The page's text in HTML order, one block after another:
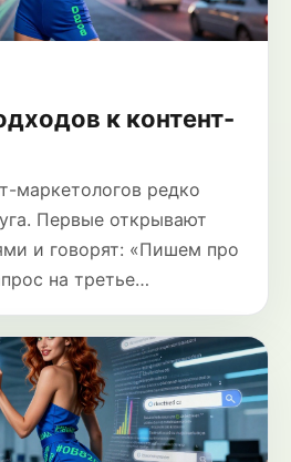
к контент-
маркетологов редко
Первые открывают
и говорят: «Пишем про
на третье…